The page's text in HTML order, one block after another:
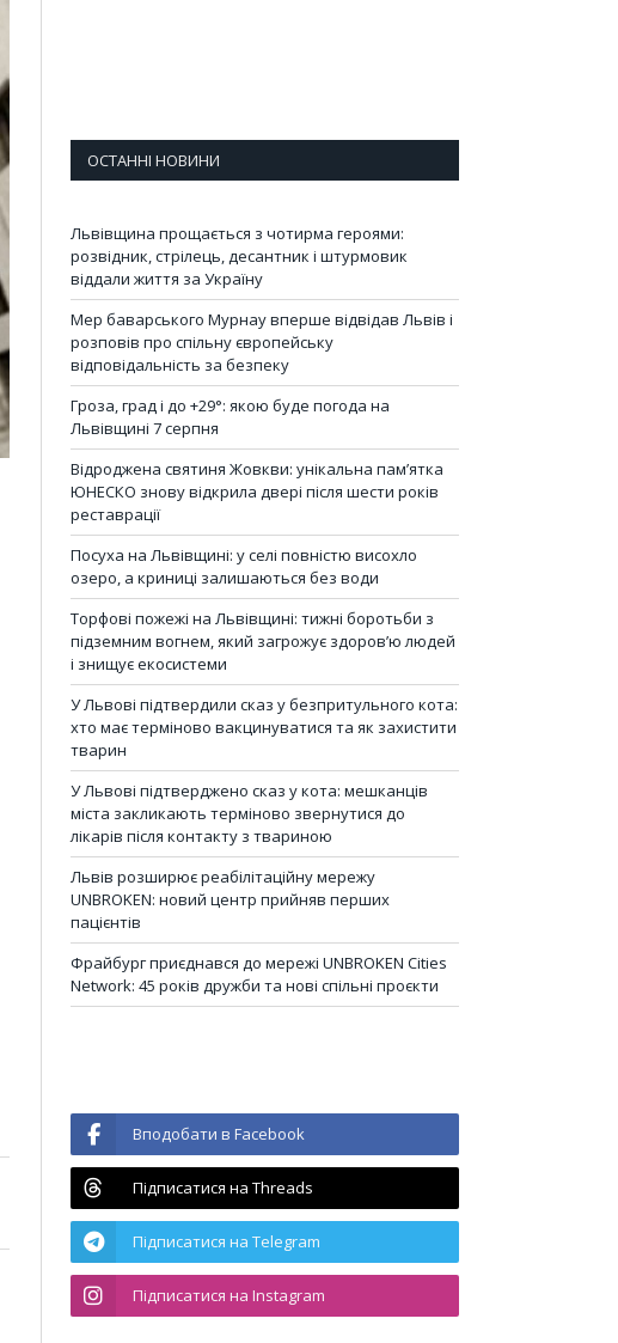
ОСТАННІ НОВИНИ
Львівщина прощається з чотирма героями:
розвідник, стрілець, десантник і штурмовик
віддали життя за Україну
Мер баварського Мурнау вперше відвідав Львів і
розповів про спільну європейську
відповідальність за безпеку
Гроза, град і до +29°: якою буде погода на
Львівщині 7 серпня
Відроджена святиня Жовкви: унікальна пам’ятка
ЮНЕСКО знову відкрила двері після шести років
реставрації
Посуха на Львівщині: у селі повністю висохло
озеро, а криниці залишаються без води
Торфові пожежі на Львівщині: тижні боротьби з
підземним вогнем, який загрожує здоров’ю людей
і знищує екосистеми
У Львові підтвердили сказ у безпритульного кота:
хто має терміново вакцинуватися та як захистити
тварин
У Львові підтверджено сказ у кота: мешканців
міста закликають терміново звернутися до
лікарів після контакту з твариною
Львів розширює реабілітаційну мережу
UNBROKEN: новий центр прийняв перших
пацієнтів
Фрайбург приєднався до мережі UNBROKEN Cities
Network: 45 років дружби та нові спільні проєкти
Вподобати в Facebook
Підписатися на Threads
Підписатися на Telegram
Підписатися на Instagram